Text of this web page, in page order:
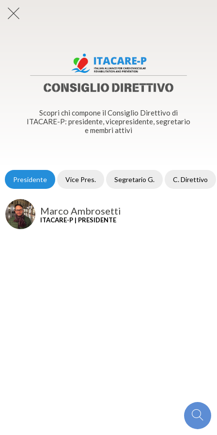
Scopri chi compone il Consiglio Direttivo di
ITACARE-P: presidente, vicepresidente, segretario
e membri attivi
Presidente Vice Pres. Segretario G. C. Direttivo
Marco Ambrosetti
ITACARE-P | PRESIDENTE